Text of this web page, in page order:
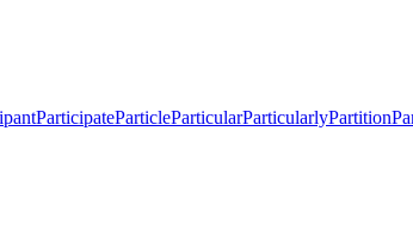
ParticipateParticleParticularParticularlyPartition